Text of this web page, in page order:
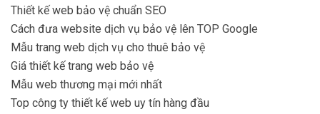
Thiết kế web bảo vệ chuẩn SEO
Cách đưa website dịch vụ bảo vệ lên TOP Google
Mẫu trang web dịch vụ cho thuê bảo vệ
Giá thiết kế trang web bảo vệ
Mẫu web thương mại mới nhất
Top công ty thiết kế web uy tín hàng đầu